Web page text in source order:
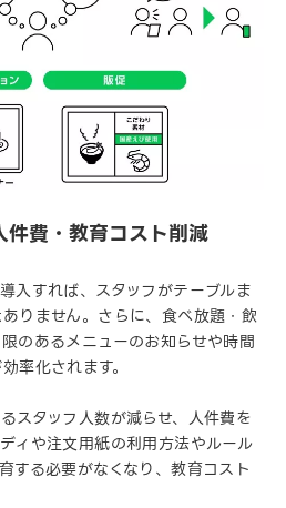
件費・教育コスト削減
入すれば、スタッフがテーブルま
りません。さらに、食べ放題・飲
のあるメニューのお知らせや時間
率化されます。
スタッフ人数が減らせ、人件費を
ィや注文用紙の利用方法やルール
する必要がなくなり、教育コスト